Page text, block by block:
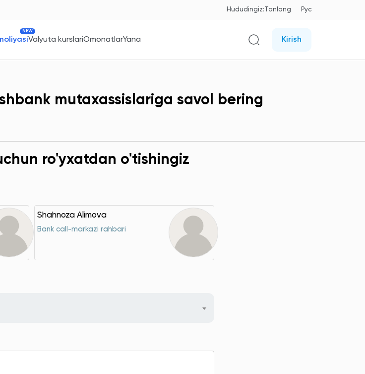
Hududingiz:Tanlang Рус
NEW
Valyuta kurslariOmonatlarYana Kirish
mutaxassislariga savol bering
ro'yxatdan o'tishingiz
Shahnoza Alimova
Bank call-markazi rahbari